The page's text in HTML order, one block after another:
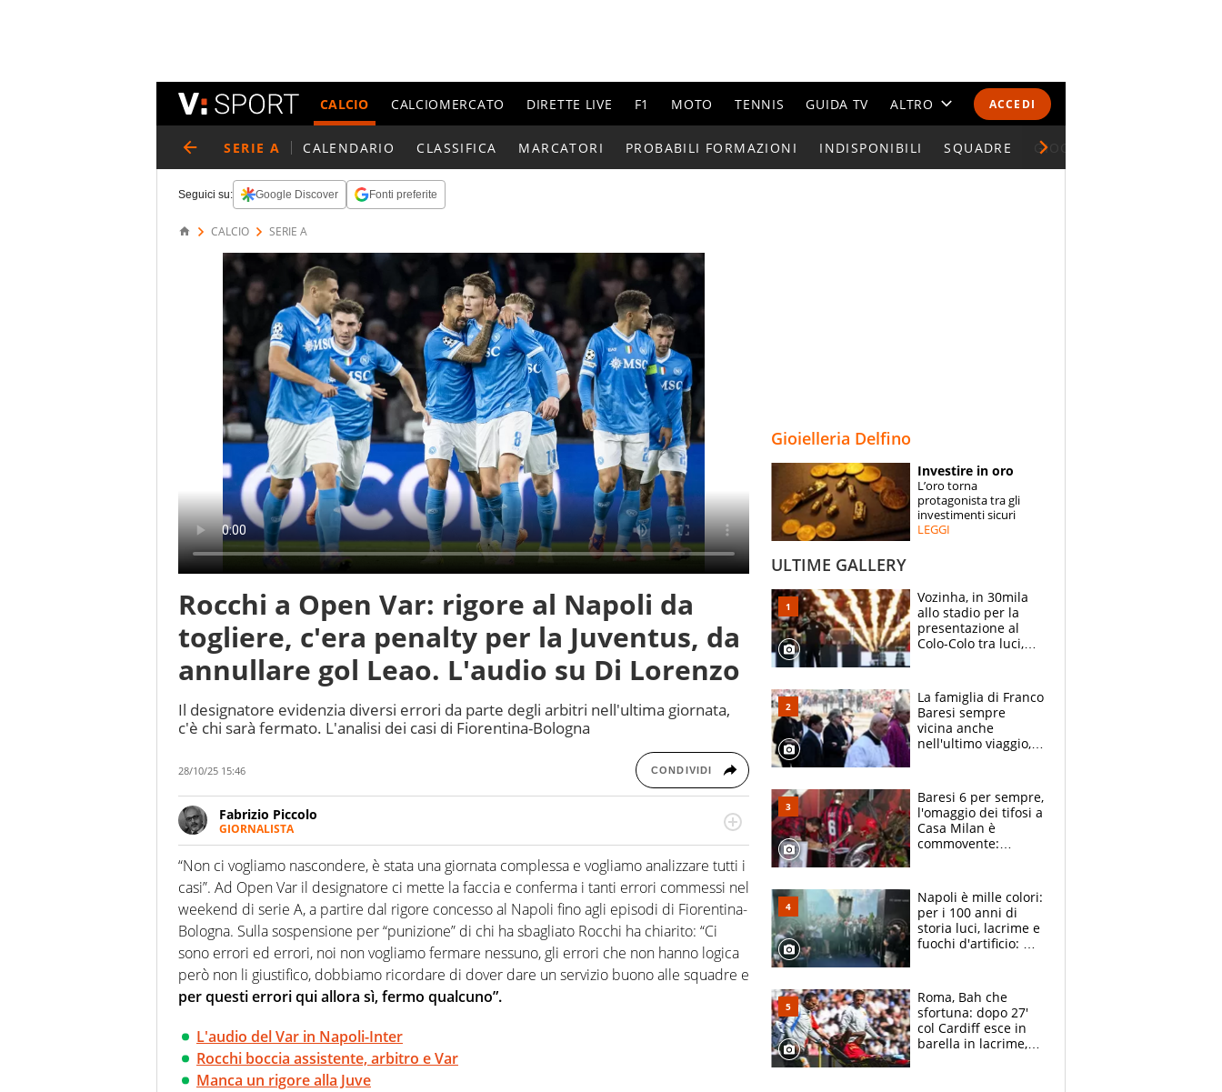
ACCEDI
CALCIO CALCIOMERCATO DIRETTE LIVE F1 MOTO TENNIS GUIDA TV ALTRO
CALENDARI E CLASSIFICHE
ESPERTI
CONTATTI
SERIE A CALENDARIO CLASSIFICA MARCATORI PROBABILI FORMAZIONI INDISPONIBILI SQUADRE GIOCATORI SERIE A
Seguici su: Google Discover Fonti preferite
CALCIO SERIE A
Rocchi a Open Var: rigore al Napoli da
togliere, c'era penalty per la Juventus, da
annullare gol Leao. L'audio su Di Lorenzo
Il designatore evidenzia diversi errori da parte degli arbitri nell'ultima giornata,
c'è chi sarà fermato. L'analisi dei casi di Fiorentina-Bologna
28/10/25 15:46 CONDIVIDI
Fabrizio Piccolo
GIORNALISTA
Nella sua carriera ha seguito numerose manifestazioni sportive e collaborato con
agenzie e testate. Esperienza, competenza, conoscenza e memoria storica. Si occupa
prevalentemente di calcio
“Non ci vogliamo nascondere, è stata una giornata complessa e vogliamo analizzare tutti i
casi”. Ad Open Var il designatore ci mette la faccia e conferma i tanti errori commessi nel
weekend di serie A, a partire dal rigore concesso al Napoli fino agli episodi di Fiorentina-
Bologna. Sulla sospensione per “punizione” di chi ha sbagliato Rocchi ha chiarito: “Ci
sono errori ed errori, noi non vogliamo fermare nessuno, gli errori che non hanno logica
però non li giustifico, dobbiamo ricordare di dover dare un servizio buono alle squadre e
per questi errori qui allora sì, fermo qualcuno”.
L'audio del Var in Napoli-Inter
Rocchi boccia assistente, arbitro e Var
Manca un rigore alla Juve
Gioielleria Delfino
Investire in oro
L’oro torna
protagonista tra gli
investimenti sicuri
LEGGI
ULTIME GALLERY
Vozinha, in 30mila
allo stadio per la
presentazione al
Colo-Colo tra luci,
La famiglia di Franco
Baresi sempre
vicina anche
nell'ultimo viaggio,
circondati
dall'affetto dei tifosi
Baresi 6 per sempre,
l'omaggio dei tifosi a
Casa Milan è
commovente:
bigliettini
Napoli è mille colori:
per i 100 anni di
storia luci, lacrime e
fuochi d'artificio: De
Roma, Bah che
sfortuna: dopo 27'
col Cardiff esce in
barella in lacrime,